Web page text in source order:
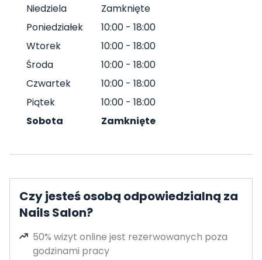
Niedziela
Zamknięte
Poniedziałek
10:00 - 18:00
Wtorek
10:00 - 18:00
Środa
10:00 - 18:00
Czwartek
10:00 - 18:00
Piątek
10:00 - 18:00
Sobota
Zamknięte
Czy jesteś osobą odpowiedzialną za
Nails Salon?
50% wizyt online jest rezerwowanych poza
godzinami pracy